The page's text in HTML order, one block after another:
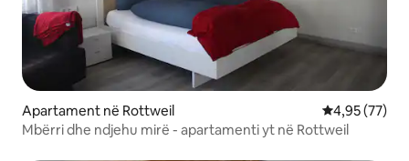
Apartament në Rottweil Vlerësimi
4,95 (77)
Mbërri dhe ndjehu mirë - apartamenti yt në Rottweil